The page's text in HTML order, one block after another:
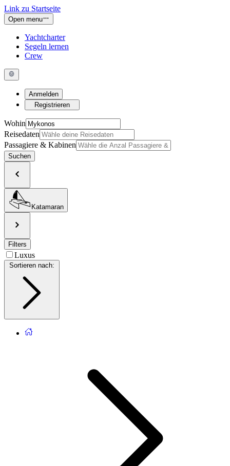
Link zu Startseite
Open menu
Yachtcharter
Segeln lernen
Crew
Anmelden
Registrieren
Wohin
Reisedaten
Passagiere & Kabinen
Suchen
Katamaran
Filters
Luxus
Sortieren nach